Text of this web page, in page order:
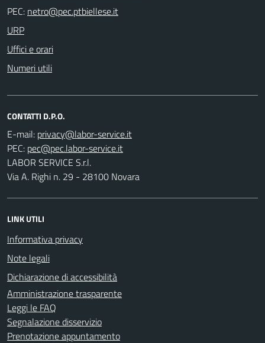
PEC:
URP
Uffici e orari
Numeri utili
CONTATTI D.P.O.
E-mail:
PEC:
LABOR SERVICE S.r.l.
Via A. Righi n. 29 - 28100 Novara
LINK UTILI
Informativa privacy
Note legali
Dichiarazione di accessibilità
Amministrazione trasparente
Leggi le FAQ
Segnalazione disservizio
Prenotazione appuntamento